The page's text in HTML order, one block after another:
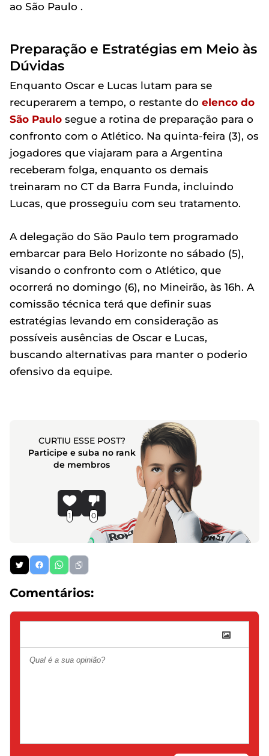
ao São Paulo .
Preparação e Estratégias em Meio às
Dúvidas
Enquanto Oscar e Lucas lutam para se
recuperarem a tempo, o restante do elenco do
São Paulo segue a rotina de preparação para o
confronto com o Atlético. Na quinta-feira (3), os
jogadores que viajaram para a Argentina
receberam folga, enquanto os demais
treinaram no CT da Barra Funda, incluindo
Lucas, que prosseguiu com seu tratamento.
A delegação do São Paulo tem programado
embarcar para Belo Horizonte no sábado (5),
visando o confronto com o Atlético, que
ocorrerá no domingo (6), no Mineirão, às 16h. A
comissão técnica terá que definir suas
estratégias levando em consideração as
possíveis ausências de Oscar e Lucas,
buscando alternativas para manter o poderio
ofensivo da equipe.
CURTIU ESSE POST?
Participe e suba no rank
de membros
1 0
Comentários: